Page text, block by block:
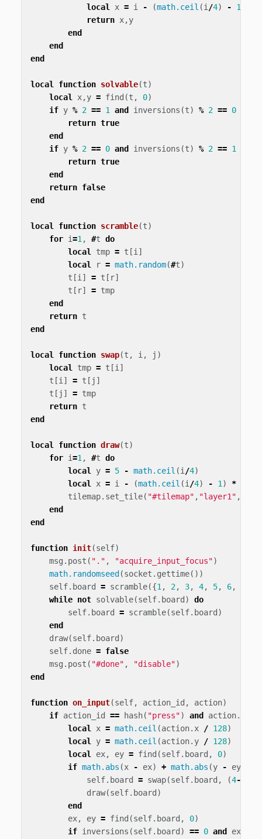
local x = i - (math.ceil (i/4) - 1
return x,y
end
end
end
local function solvable(t)
local x,y = find (t , 0)
if y % 2 == 1 and inversions (t) % 2 == 0
return true
end
if y % 2 == 0 and inversions (t) % 2 == 1
return true
end
return false
end
local function scramble(t)
for i=1, #t do
local tmp = t [i]
local
r = math.random(#t)
t [i] = t [ r]
t [ r] = tmp
end
return t
end
local function swap(t , i, j )
local tmp = t [i]
t [i] = t [ j ]
t [ j ] = tmp
return t
end
local function draw(t)
for i=1, #t do
local y = 5 - math.ceil (i/4)
local x = i - (math.ceil (i/4) - 1) *
tilemap. set_tile( "#tilemap" , "layer1" ,
end
end
function init(self)
msg . post ( "." , "acquire_input_focus")
math.randomseed (socket . gettime())
self. board = scramble({1, 2, 3, 4, 5, 6,
while not solvable(self. board )
do
self. board = scramble(self. board )
end
draw(self. board )
self. done = false
msg . post ( "#done" , "disable")
end
function on_input(self, action_id , action)
if action_id == hash( "press") and action.
local x = math.ceil (action.x / 128)
local y = math.ceil (action. y / 128)
local ex, ey = find (self. board , 0)
if math.abs (x - ex) + math.abs (y - ey
self. board = swap(self. board , (4-
draw(self. board )
end
ex, ey = find (self. board , 0)
if inversions (self. board ) == 0 and ex